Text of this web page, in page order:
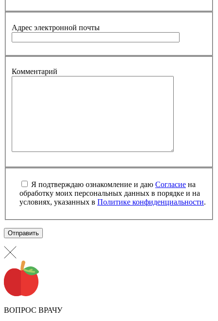
Адрес электронной почты
Комментарий
Я подтверждаю ознакомление и даю Согласие на
обработку моих персональных данных в порядке и на
условиях, указанных в Политике конфиденциальности.
ВОПРОС ВРАЧУ